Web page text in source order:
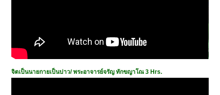
จิตเป็นนายกายเป็นบ่าว/ พระอาจารย์จรัญ ทักขญาโณ 3 Hrs.